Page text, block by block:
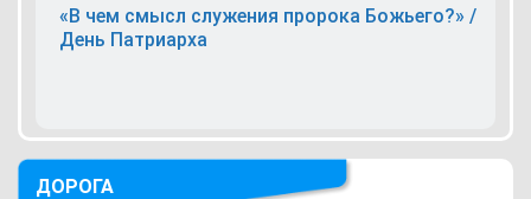
«В чем смысл служения пророка Божьего?» /
День Патриарха
ДОРОГА